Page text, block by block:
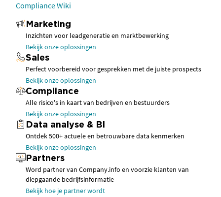
Compliance Wiki
Marketing
Inzichten voor leadgeneratie en marktbewerking
Bekijk onze oplossingen
Sales
Perfect voorbereid voor gesprekken met de juiste prospects
Bekijk onze oplossingen
Compliance
Alle risico's in kaart van bedrijven en bestuurders
Bekijk onze oplossingen
Data analyse & BI
Ontdek 500+ actuele en betrouwbare data kenmerken
Bekijk onze oplossingen
Partners
Word partner van Company.info en voorzie klanten van
diepgaande bedrijfsinformatie
Bekijk hoe je partner wordt